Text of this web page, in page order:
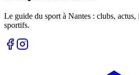
Le guide du sport à Nantes : clubs, actus,
sportifs.